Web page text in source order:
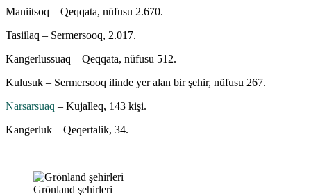
Maniitsoq – Qeqqata, nüfusu 2.670.
Tasiilaq – Sermersooq, 2.017.
Kangerlussuaq – Qeqqata, nüfusu 512.
Kulusuk – Sermersooq ilinde yer alan bir şehir, nüfusu 267.
Narsarsuaq – Kujalleq, 143 kişi.
Kangerluk – Qeqertalik, 34.
Grönland şehirleri